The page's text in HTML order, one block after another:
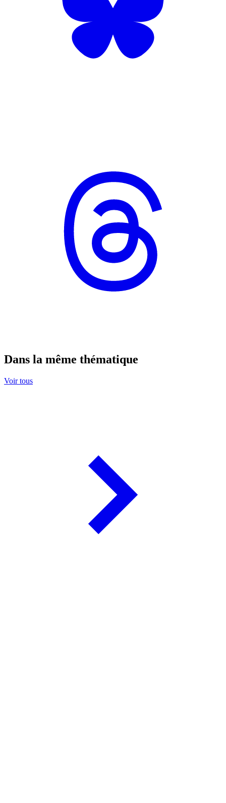
Dans la même thématique
Voir tous